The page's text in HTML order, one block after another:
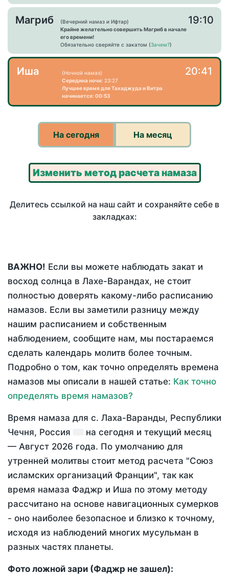
Магриб
(Вечерний намаз и Ифтар)
Крайне желательно совершить Магриб в начале
его времени!
Обязательно сверяйте с закатом (Зачем?)
19:10
Иша
(Ночной намаз)
Середина ночи: 23:27
Лучшее время для Тахаджуда и Витра
начинается: 00:53
20:41
На сегодня На месяц
Изменить метод расчета намаза
Делитесь ссылкой на наш сайт и сохраняйте себе в
закладках:
ВАЖНО! Если вы можете наблюдать закат и
восход солнца в Лахе-Варандах, не стоит
полностью доверять какому-либо расписанию
намазов. Если вы заметили разницу между
нашим расписанием и собственным
наблюдением, сообщите нам, мы постараемся
сделать календарь молитв более точным.
Подробно о том, как точно определять времена
намазов мы описали в нашей статье: Как точно
определять время намазов?
Время намаза для с. Лаха-Варанды, Республики
Чечня, Россия
на сегодня и текущий месяц
— Август 2026 года. По умолчанию для
утренней молитвы стоит метод расчета "Союз
исламских организаций Франции", так как
время намаза Фаджр и Иша по этому методу
рассчитано на основе навигационных сумерков
- оно наиболее безопасное и близко к точному,
исходя из наблюдений многих мусульман в
разных частях планеты.
Фото ложной зари (Фаджр не зашел):